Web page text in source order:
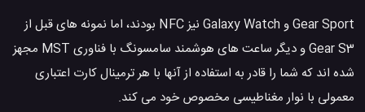
Gear Sport و Galaxy Watch نیز NFC بودند، اما نمونه های قبل از
Gear S3 و دیگر ساعت های هوشمند سامسونگ با فناوری MST مجهز
شده اند که شما را قادر به استفاده از آنها با هر ترمینال کارت اعتباری
معمولی با نوار مغناطیسی مخصوص خود می کند.